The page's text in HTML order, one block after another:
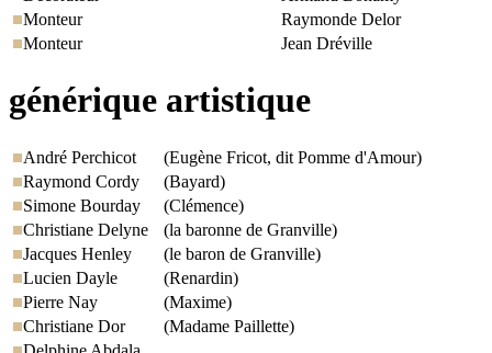
Monteur
Raymonde Delor
Monteur
Jean Dréville
générique artistique
André Perchicot
(Eugène Fricot, dit Pomme d'Amour)
Raymond Cordy
(Bayard)
Simone Bourday
(Clémence)
Christiane Delyne
(la baronne de Granville)
Jacques Henley
(le baron de Granville)
Lucien Dayle
(Renardin)
Pierre Nay
(Maxime)
Christiane Dor
(Madame Paillette)